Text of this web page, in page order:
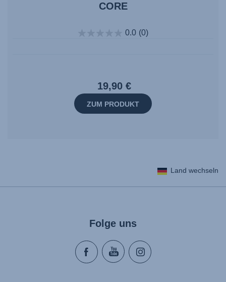
CORE
0.0 (0)
19,90 €
ZUM PRODUKT
Land wechseln
Folge uns